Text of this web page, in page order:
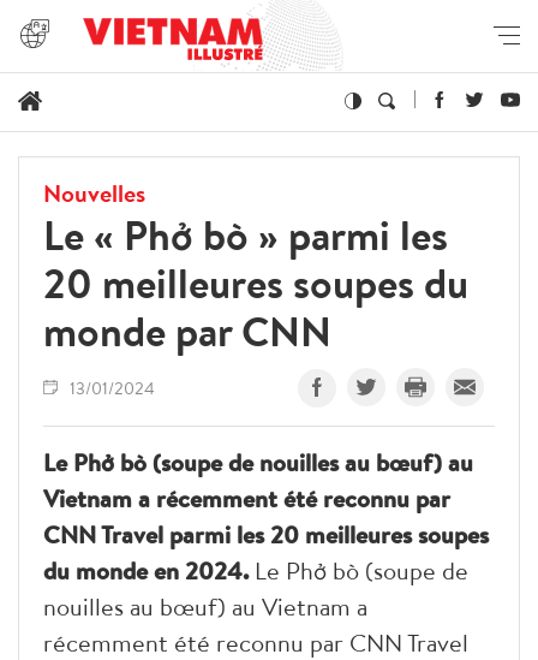
Nouvelles
Le « Phở bò » parmi les
20 meilleures soupes du
monde par CNN
13/01/2024
Le Phở bò (soupe de nouilles au bœuf) au
Vietnam a récemment été reconnu par
CNN Travel parmi les 20 meilleures soupes
du monde en 2024. Le Phở bò (soupe de
nouilles au bœuf) au Vietnam a
récemment été reconnu par CNN Travel